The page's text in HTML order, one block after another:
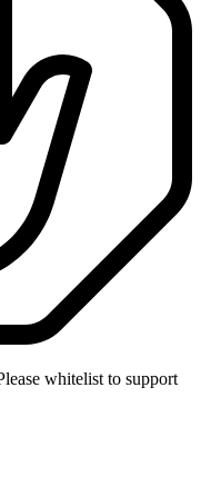
whitelist to support